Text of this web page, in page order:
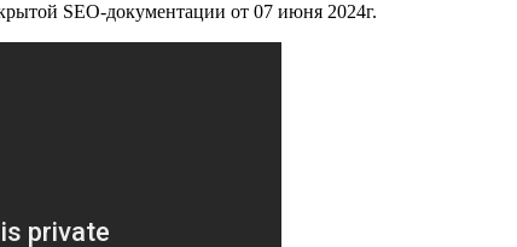
SEO-документации от 07 июня 2024г.